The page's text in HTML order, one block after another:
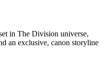
in The Division universe,
an exclusive, canon storyline